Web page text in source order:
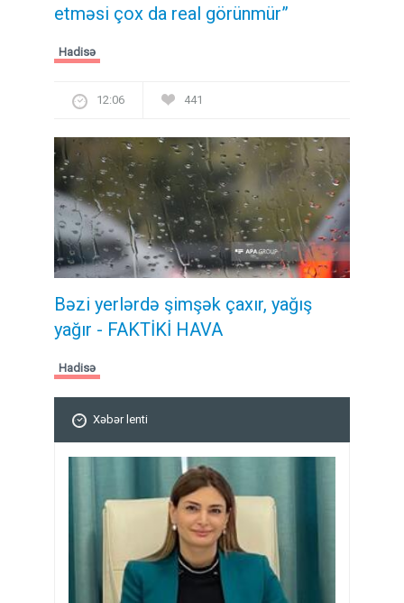
etməsi çox da real görünmür”
Hadisə
12:06 441
Bəzi yerlərdə şimşək çaxır, yağış
yağır - FAKTİKİ HAVA
Hadisə
Xəbər lenti